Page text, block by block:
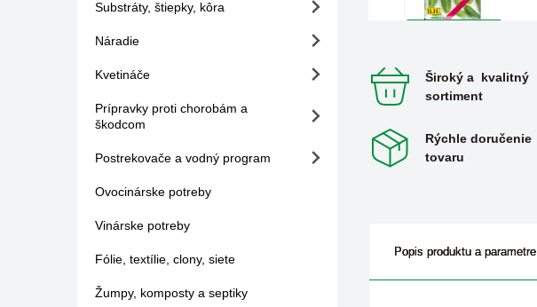
Substráty, štiepky, kôra
Náradie
Kvetináče
Prípravky proti chorobám a
škodcom
Postrekovače a vodný program
Ovocinárske potreby
Vinárske potreby
Fólie, textílie, clony, siete
Žumpy, komposty a septiky
Široký a kvalitný
sortiment
Rýchle doručenie
tovaru
Popis produktu a parametre